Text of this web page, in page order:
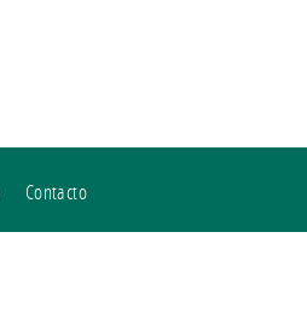
Contacto